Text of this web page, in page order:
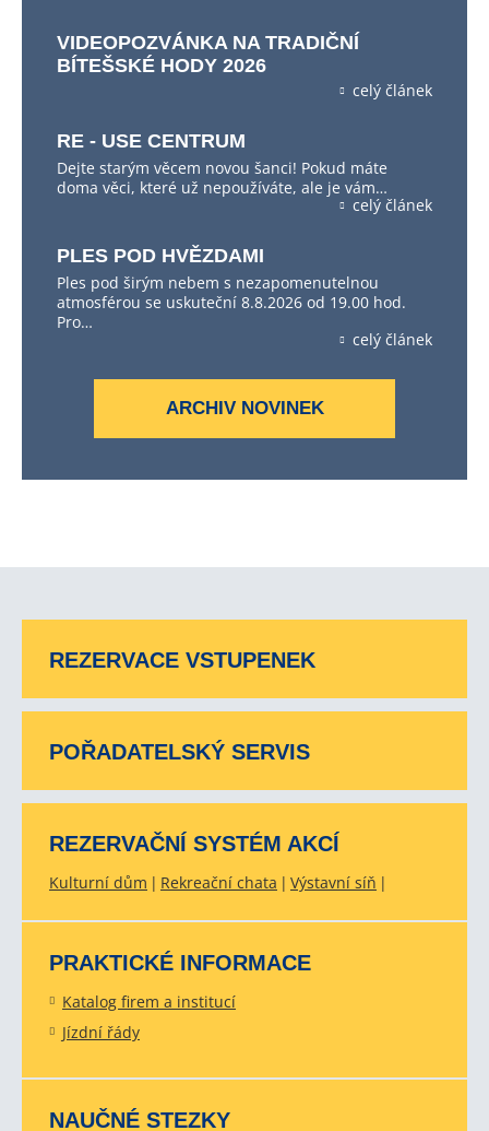
VIDEOPOZVÁNKA NA TRADIČNÍ
BÍTEŠSKÉ HODY 2026
celý článek
RE - USE CENTRUM
Dejte starým věcem novou šanci! Pokud máte
doma věci, které už nepoužíváte, ale je vám…
celý článek
PLES POD HVĚZDAMI
Ples pod širým nebem s nezapomenutelnou
atmosférou se uskuteční 8.8.2026 od 19.00 hod.
Pro…
celý článek
ARCHIV NOVINEK
REZERVACE VSTUPENEK
POŘADATELSKÝ SERVIS
REZERVAČNÍ SYSTÉM AKCÍ
Kulturní dům Rekreační chata Výstavní síň
PRAKTICKÉ INFORMACE
Katalog firem a institucí
Jízdní řády
NAUČNÉ STEZKY